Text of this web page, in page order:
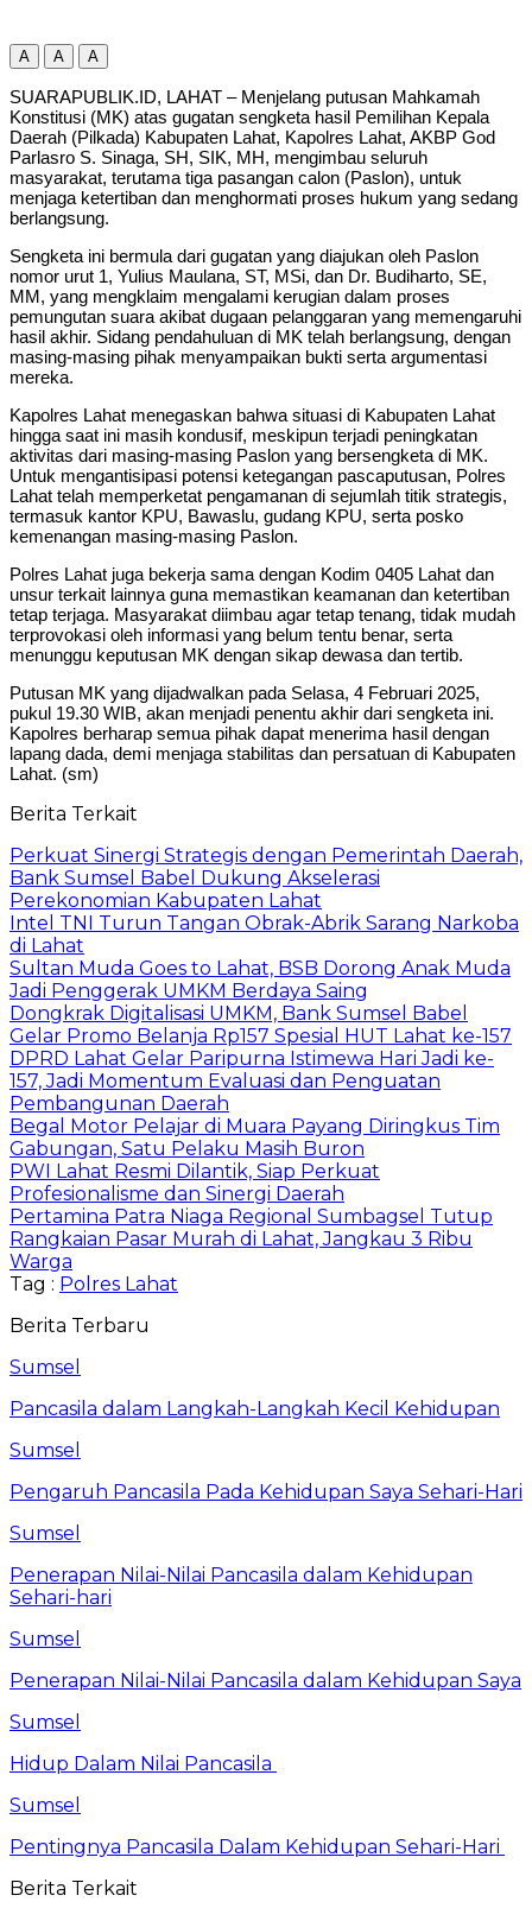
A A A
SUARAPUBLIK.ID, LAHAT – Menjelang putusan Mahkamah
Konstitusi (MK) atas gugatan sengketa hasil Pemilihan Kepala
Daerah (Pilkada) Kabupaten Lahat, Kapolres Lahat, AKBP God
Parlasro S. Sinaga, SH, SIK, MH, mengimbau seluruh
masyarakat, terutama tiga pasangan calon (Paslon), untuk
menjaga ketertiban dan menghormati proses hukum yang sedang
berlangsung.
Sengketa ini bermula dari gugatan yang diajukan oleh Paslon
nomor urut 1, Yulius Maulana, ST, MSi, dan Dr. Budiharto, SE,
MM, yang mengklaim mengalami kerugian dalam proses
pemungutan suara akibat dugaan pelanggaran yang memengaruhi
hasil akhir. Sidang pendahuluan di MK telah berlangsung, dengan
masing-masing pihak menyampaikan bukti serta argumentasi
mereka.
Kapolres Lahat menegaskan bahwa situasi di Kabupaten Lahat
hingga saat ini masih kondusif, meskipun terjadi peningkatan
aktivitas dari masing-masing Paslon yang bersengketa di MK.
Untuk mengantisipasi potensi ketegangan pascaputusan, Polres
Lahat telah memperketat pengamanan di sejumlah titik strategis,
termasuk kantor KPU, Bawaslu, gudang KPU, serta posko
kemenangan masing-masing Paslon.
Polres Lahat juga bekerja sama dengan Kodim 0405 Lahat dan
unsur terkait lainnya guna memastikan keamanan dan ketertiban
tetap terjaga. Masyarakat diimbau agar tetap tenang, tidak mudah
terprovokasi oleh informasi yang belum tentu benar, serta
menunggu keputusan MK dengan sikap dewasa dan tertib.
Putusan MK yang dijadwalkan pada Selasa, 4 Februari 2025,
pukul 19.30 WIB, akan menjadi penentu akhir dari sengketa ini.
Kapolres berharap semua pihak dapat menerima hasil dengan
lapang dada, demi menjaga stabilitas dan persatuan di Kabupaten
Lahat. (sm)
Berita Terkait
Perkuat Sinergi Strategis dengan Pemerintah Daerah,
Bank Sumsel Babel Dukung Akselerasi
Perekonomian Kabupaten Lahat
Intel TNI Turun Tangan Obrak-Abrik Sarang Narkoba
di Lahat
Sultan Muda Goes to Lahat, BSB Dorong Anak Muda
Jadi Penggerak UMKM Berdaya Saing
Dongkrak Digitalisasi UMKM, Bank Sumsel Babel
Gelar Promo Belanja Rp157 Spesial HUT Lahat ke-157
DPRD Lahat Gelar Paripurna Istimewa Hari Jadi ke-
157, Jadi Momentum Evaluasi dan Penguatan
Pembangunan Daerah
Begal Motor Pelajar di Muara Payang Diringkus Tim
Gabungan, Satu Pelaku Masih Buron
PWI Lahat Resmi Dilantik, Siap Perkuat
Profesionalisme dan Sinergi Daerah
Pertamina Patra Niaga Regional Sumbagsel Tutup
Rangkaian Pasar Murah di Lahat, Jangkau 3 Ribu
Warga
Tag : Polres Lahat
Berita Terbaru
Sumsel
Pancasila dalam Langkah-Langkah Kecil Kehidupan
Sumsel
Pengaruh Pancasila Pada Kehidupan Saya Sehari-Hari
Sumsel
Penerapan Nilai-Nilai Pancasila dalam Kehidupan
Sehari-hari
Sumsel
Penerapan Nilai-Nilai Pancasila dalam Kehidupan Saya
Sumsel
Hidup Dalam Nilai Pancasila
Sumsel
Pentingnya Pancasila Dalam Kehidupan Sehari-Hari
Berita Terkait